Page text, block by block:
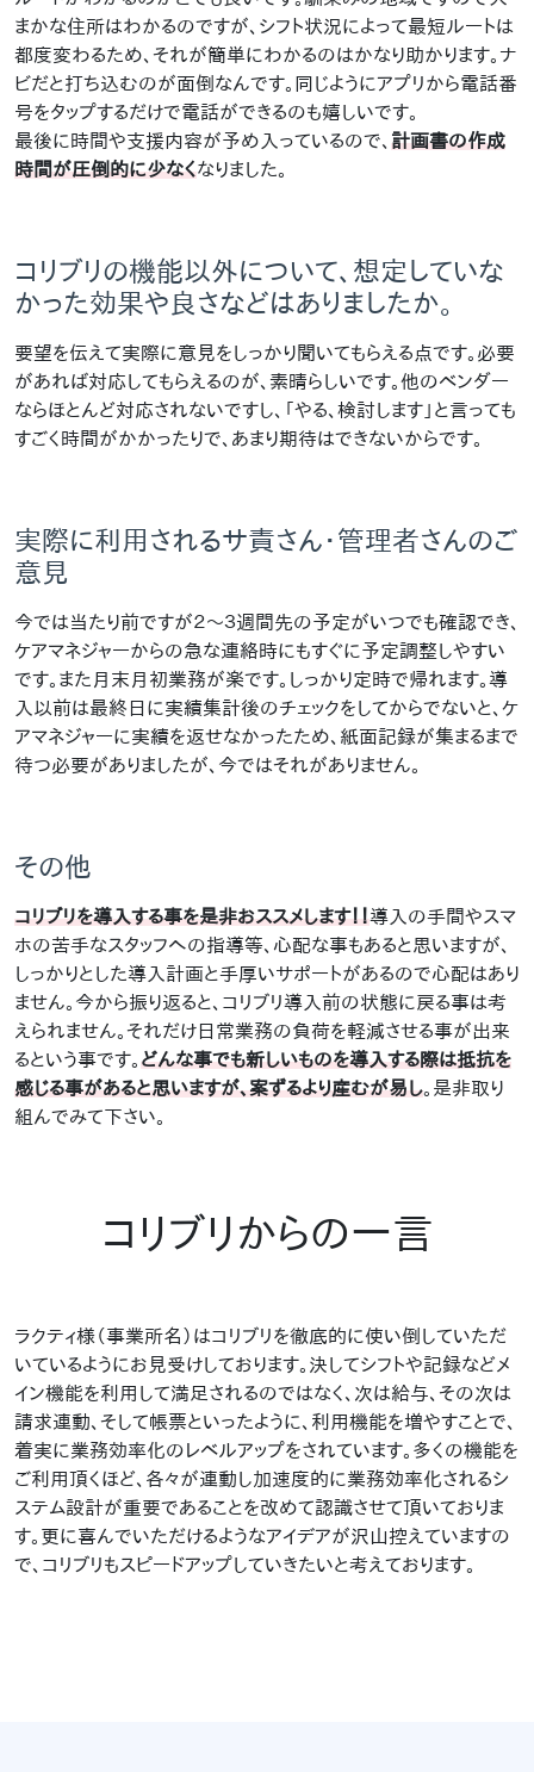
まかな住所はわかるのですが、シフト状況によって最短ルートは
都度変わるため、それが簡単にわかるのはかなり助かります。ナ
ビだと打ち込むのが面倒なんです。同じようにアプリから電話番
号をタップするだけで電話ができるのも嬉しいです。
最後に時間や支援内容が予め入っているので、 計画書の作成
時間が圧倒的に少なくなりました。
コリブリの機能以外について、想定していな
かった効果や良さなどはありましたか。
要望を伝えて実際に意見をしっかり聞いてもらえる点です。必要
があれば対応してもらえるのが、素晴らしいです。他のベンダー
ならほとんど対応されないですし、「やる、検討します」と言っても
すごく時間がかかったりで、あまり期待はできないからです。
実際に利用されるサ責さん・管理者さんのご
意見
今では当たり前ですが２〜３週間先の予定がいつでも確認でき、
ケアマネジャーからの急な連絡時にもすぐに予定調整しやすい
です。また月末月初業務が楽です。しっかり定時で帰れます。導
入以前は最終日に実績集計後のチェックをしてからでないと、ケ
アマネジャーに実績を返せなかったため、紙面記録が集まるまで
待つ必要がありましたが、今ではそれがありません。
その他
コリブリを導入する事を是非おススメします！！導入の手間やスマ
ホの苦手なスタッフへの指導等、心配な事もあると思いますが、
しっかりとした導入計画と手厚いサポートがあるので心配はあり
ません。今から振り返ると、コリブリ導入前の状態に戻る事は考
えられません。それだけ日常業務の負荷を軽減させる事が出来
るという事です。どんな事でも新しいものを導入する際は抵抗を
感じる事があると思いますが、案ずるより産むが易し。是非取り
組んでみて下さい。
コリブリからの一言
ラクティ様（事業所名）はコリブリを徹底的に使い倒していただ
いているようにお見受けしております。決してシフトや記録などメ
イン機能を利用して満足されるのではなく、次は給与、その次は
請求連動、そして帳票といったように、利用機能を増やすことで、
着実に業務効率化のレベルアップをされています。多くの機能を
ご利用頂くほど、各々が連動し加速度的に業務効率化されるシ
ステム設計が重要であることを改めて認識させて頂いておりま
す。更に喜んでいただけるようなアイデアが沢山控えていますの
で、コリブリもスピードアップしていきたいと考えております。